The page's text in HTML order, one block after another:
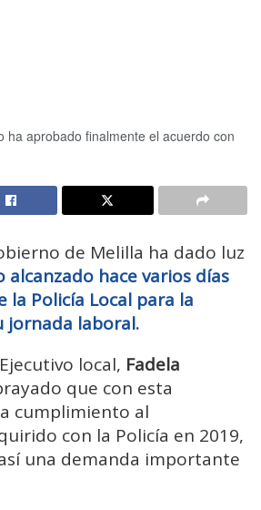
ha aprobado finalmente el acuerdo con
de Melilla ha dado luz
alcanzado hace varios días
la Policía Local para la
jornada laboral.
local, Fadela
que con esta
cumplimiento al
con la Policía en 2019,
una demanda importante